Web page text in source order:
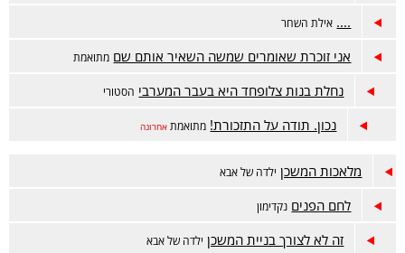
.... אילת השחר
אני זוכרת שאומרים שמשה השאיר אותם שם מתואמת
נחלת בנות צלופחד היא בעבר המערבי הסטורי
נכון. תודה על התזכורת! מתואמת אחרונה
מלאכות המשכן ילדה של אבא
לחם הפנים נקדימון
זה לא לצורך בניית המשכן ילדה של אבא